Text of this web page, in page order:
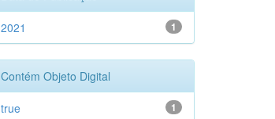
1
2021
Contém Objeto Digital
1
true